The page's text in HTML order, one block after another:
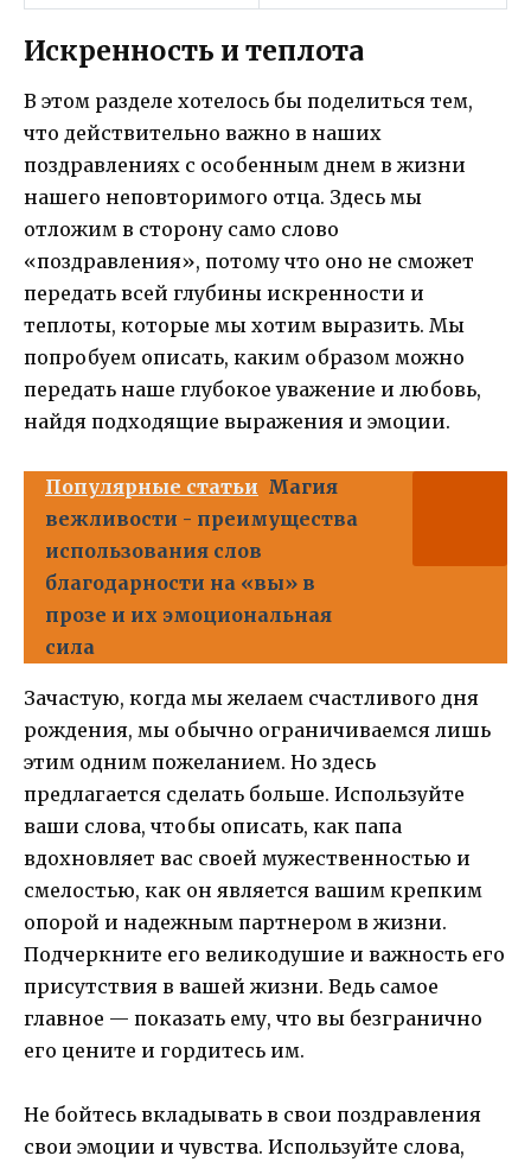
Искренность и теплота
В этом разделе хотелось бы поделиться тем,
что действительно важно в наших
поздравлениях с особенным днем в жизни
нашего неповторимого отца. Здесь мы
отложим в сторону само слово
«поздравления», потому что оно не сможет
передать всей глубины искренности и
теплоты, которые мы хотим выразить. Мы
попробуем описать, каким образом можно
передать наше глубокое уважение и любовь,
найдя подходящие выражения и эмоции.
Популярные статьи Магия
вежливости - преимущества
использования слов
благодарности на «вы» в
прозе и их эмоциональная
сила
Зачастую, когда мы желаем счастливого дня
рождения, мы обычно ограничиваемся лишь
этим одним пожеланием. Но здесь
предлагается сделать больше. Используйте
ваши слова, чтобы описать, как папа
вдохновляет вас своей мужественностью и
смелостью, как он является вашим крепким
опорой и надежным партнером в жизни.
Подчеркните его великодушие и важность его
присутствия в вашей жизни. Ведь самое
главное — показать ему, что вы безгранично
его цените и гордитесь им.
Не бойтесь вкладывать в свои поздравления
свои эмоции и чувства. Используйте слова,